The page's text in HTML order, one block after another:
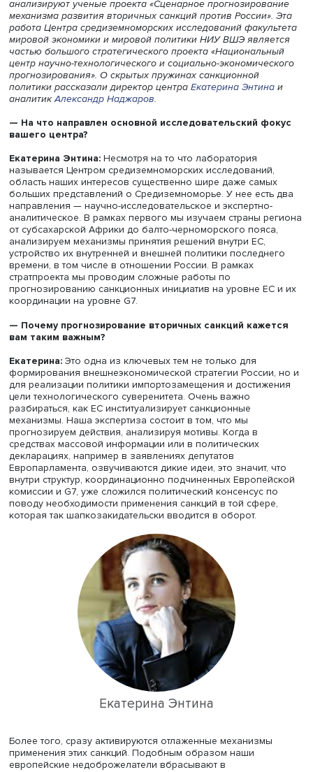
Экономическое противостояние России и ЕС может
развиваться несколькими путями: точечные укусы,
секторальные санкции и цифровая всеобъемлющая
поднадзорность. Какой из них наиболее вероятен и
будет наиболее болезненным для нашей страны — эти
анализируют ученые проекта «Сценарное
механизма развития вторичных санкций против
работа Центра средиземноморских исследований
мировой экономики и мировой политики НИУ ВШЭ
частью большого стратегического проекта
центр научно-технологического и социально-
прогнозирования». О скрытых пружинах санкционной
политики рассказали директор центраЕкатерина
аналитикАлександр Наджаров.
— На что направлен основной исследовательский
вашего центра?
Екатерина Энтина:Несмотря на то что лаборатория
называется Центром средиземноморских
область наших интересов существенно шире даже
больших представлений о Средиземноморье. У нее
направления — научно-исследовательское и экспертно-
аналитическое. В рамках первого мы изучаем страны
от субсахарской Африки до балто-черноморского
устройство их внутренней и внешней политики
времени, в том числе в отношении России. В рамках
стратпроекта мы проводим сложные работы по
прогнозированию санкционных инициатив на уровне
координации на уровне G7.
— Почему прогнозирование вторичных санкций
вам таким важным?
Екатерина:Это одна из ключевых тем не только для
формирования внешнеэкономической стратегии
для реализации политики импортозамещения и
разбираться, как ЕС институализирует санкционные
механизмы. Наша экспертиза состоит в том, что мы
прогнозируем действия, анализируя мотивы. Когда в
средствах массовой информации или в политических
декларациях, например в заявлениях депутатов
Европарламента, озвучиваются дикие идеи, это значит,
внутри структур, координационно подчиненных
комиссии и G7, уже сложился политический консенсус
поводу необходимости применения санкций в той
которая так шапкозакидательски вводится в оборот.